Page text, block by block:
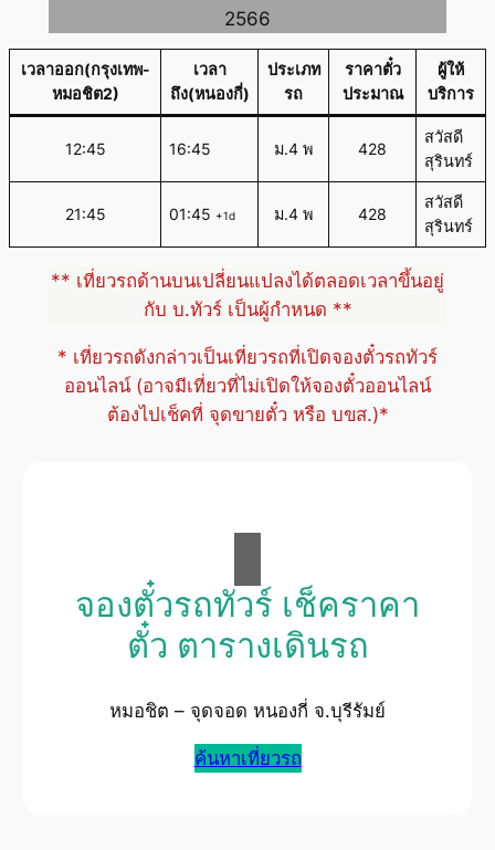
2566
เวลาออก(กรุงเทพ-
หมอชิต2)
เวลา
ถึง(หนองกี่)
ประเภท
รถ
ราคาตั๋ว
ประมาณ
ผู้ให้
บริการ
12:45 16:45 ม.4 พ 428
สวัสดี
สุรินทร์
21:45 01:45 +1d ม.4 พ 428
สวัสดี
สุรินทร์
** เที่ยวรถด้านบนเปลี่ยนแปลงได้ตลอดเวลาขึ้นอยู่
กับ บ.ทัวร์ เป็นผู้กำหนด **
* เที่ยวรถดังกล่าวเป็นเที่ยวรถที่เปิดจองตั๋วรถทัวร์
ออนไลน์ (อาจมีเที่ยวที่ไม่เปิดให้จองตั๋วออนไลน์
ต้องไปเช็คที่ จุดขายตั๋ว หรือ บขส.)*
จองตั๋วรถทัวร์ เช็คราคา
ตั๋ว ตารางเดินรถ
หมอชิต – จุดจอด หนองกี่ จ.บุรีรัมย์
ค้นหาเที่ยวรถ